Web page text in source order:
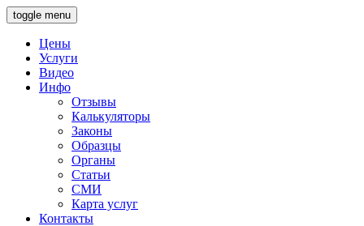
toggle menu
Цены
Услуги
Видео
Инфо
Отзывы
Калькуляторы
Законы
Образцы
Органы
Статьи
СМИ
Карта услуг
Контакты